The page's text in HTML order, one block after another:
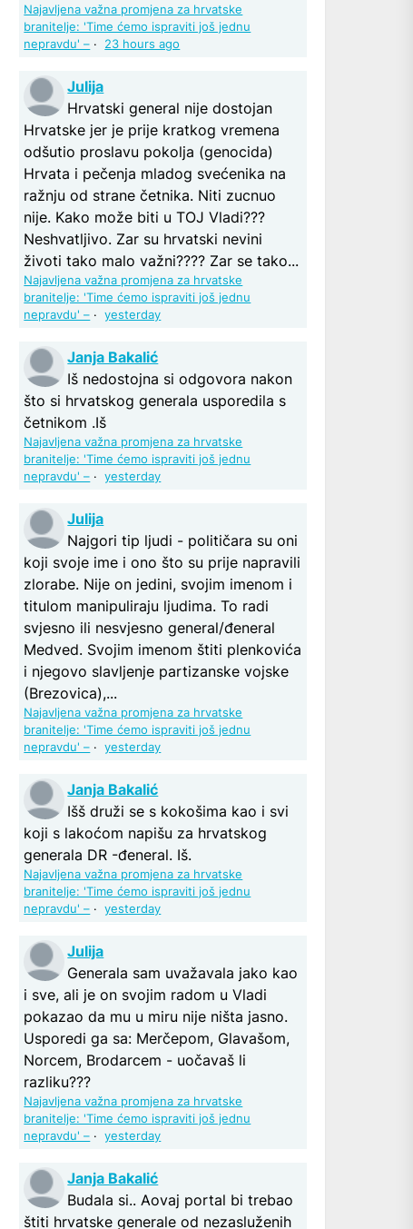
Najavljena važna promjena za hrvatske
branitelje: 'Time ćemo ispraviti još jednu
nepravdu' – · 23 hours ago
Julija
Hrvatski general nije dostojan
Hrvatske jer je prije kratkog vremena
odšutio proslavu pokolja (genocida)
Hrvata i pečenja mladog svećenika na
ražnju od strane četnika. Niti zucnuo
nije. Kako može biti u TOJ Vladi???
Neshvatljivo. Zar su hrvatski nevini
životi tako malo važni???? Zar se tako...
Najavljena važna promjena za hrvatske
branitelje: 'Time ćemo ispraviti još jednu
nepravdu' – ·yesterday
Janja Bakalić
Iš nedostojna si odgovora nakon
što si hrvatskog generala usporedila s
četnikom .Iš
Najavljena važna promjena za hrvatske
branitelje: 'Time ćemo ispraviti još jednu
nepravdu' – ·yesterday
Julija
Najgori tip ljudi - političara su oni
koji svoje ime i ono što su prije napravili
zlorabe. Nije on jedini, svojim imenom i
titulom manipuliraju ljudima. To radi
svjesno ili nesvjesno general/đeneral
Medved. Svojim imenom štiti plenkovića
i njegovo slavljenje partizanske vojske
(Brezovica),...
Najavljena važna promjena za hrvatske
branitelje: 'Time ćemo ispraviti još jednu
nepravdu' – ·yesterday
Janja Bakalić
Išš druži se s kokošima kao i svi
koji s lakoćom napišu za hrvatskog
generala DR -đeneral. Iš.
Najavljena važna promjena za hrvatske
branitelje: 'Time ćemo ispraviti još jednu
nepravdu' – ·yesterday
Julija
Generala sam uvažavala jako kao
i sve, ali je on svojim radom u Vladi
pokazao da mu u miru nije ništa jasno.
Usporedi ga sa: Merčepom, Glavašom,
Norcem, Brodarcem - uočavaš li
razliku???
Najavljena važna promjena za hrvatske
branitelje: 'Time ćemo ispraviti još jednu
nepravdu' – ·yesterday
Janja Bakalić
Budala si.. Aovaj portal bi trebao
štiti hrvatske generale od nezasluženih